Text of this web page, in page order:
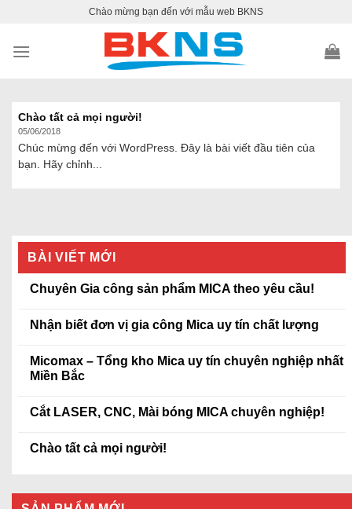
content
Chào mừng bạn đến với mẫu web BKNS
BÀI VIẾT MỚI
Chuyên Gia công sản phẩm MICA theo yêu cầu!
Nhận biết đơn vị gia công Mica uy tín chất lượng
Micomax – Tổng kho Mica uy tín chuyên nghiệp nhất
Miền Bắc
Cắt LASER, CNC, Mài bóng MICA chuyên nghiệp!
Chào tất cả mọi người!
Chào tất cả mọi người!
05/06/2018
Chúc mừng đến với WordPress. Đây là bài viết đầu tiên của
bạn. Hãy chỉnh...